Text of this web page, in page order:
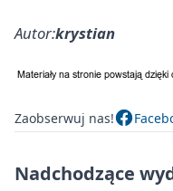
Autor:krystian
Zaobserwuj nas!
Nadchodzące